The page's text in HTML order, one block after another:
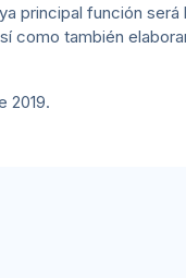
principal función será
como también
2019.